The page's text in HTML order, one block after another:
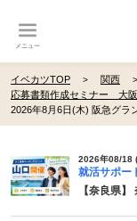
メニュー
イベカツTOP 関西
応募書類作成セミナー 大
2026年8月6日(木) 阪急グラ
2026年08/18
就活サポー
【奈良県